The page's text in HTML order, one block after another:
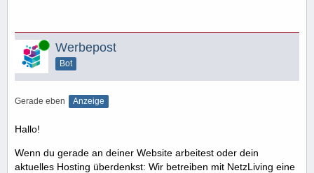
Online Werbepost
Bot
Gerade eben Anzeige
Hallo!
Wenn du gerade an deiner Website arbeitest oder dein
aktuelles Hosting überdenkst: Wir betreiben mit NetzLiving eine